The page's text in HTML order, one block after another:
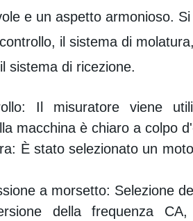
e un aspetto armonioso.
il sistema di
sistema di ricezione.
Il misuratore viene
macchina è chiaro a colpo
È stato selezionato un
a morsetto: Selezione
della frequenza